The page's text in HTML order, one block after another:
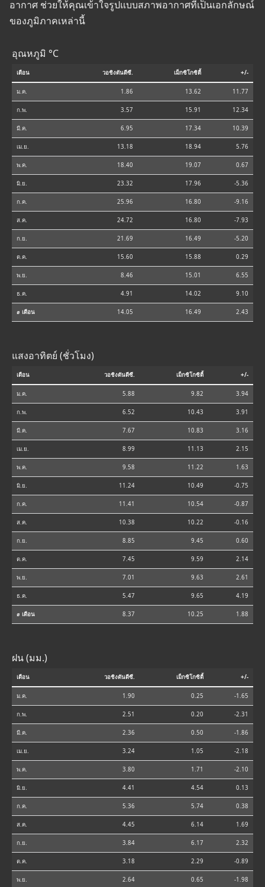
อากาศ ช่วยให้คุณเข้าใจรูปแบบสภาพอากาศที่เป็นเอกลักษณ์
ของภูมิภาคเหล่านี้
อุณหภูมิ °C
เดือน วอชิงตันดีซี. เม็กซิโกซิตี้ +/-
ม.ค. 1.86 13.62 11.77
ก.พ. 3.57 15.91 12.34
มี.ค. 6.95 17.34 10.39
เม.ย. 13.18 18.94 5.76
พ.ค. 18.40 19.07 0.67
มิ.ย. 23.32 17.96 -5.36
ก.ค. 25.96 16.80 -9.16
ส.ค. 24.72 16.80 -7.93
ก.ย. 21.69 16.49 -5.20
ต.ค. 15.60 15.88 0.29
พ.ย. 8.46 15.01 6.55
ธ.ค. 4.91 14.02 9.10
⌀ เดือน 14.05 16.49 2.43
แสงอาทิตย์ (ชั่วโมง)
เดือน วอชิงตันดีซี. เม็กซิโกซิตี้ +/-
ม.ค. 5.88 9.82 3.94
ก.พ. 6.52 10.43 3.91
มี.ค. 7.67 10.83 3.16
เม.ย. 8.99 11.13 2.15
พ.ค. 9.58 11.22 1.63
มิ.ย. 11.24 10.49 -0.75
ก.ค. 11.41 10.54 -0.87
ส.ค. 10.38 10.22 -0.16
ก.ย. 8.85 9.45 0.60
ต.ค. 7.45 9.59 2.14
พ.ย. 7.01 9.63 2.61
ธ.ค. 5.47 9.65 4.19
⌀ เดือน 8.37 10.25 1.88
ฝน (มม.)
เดือน วอชิงตันดีซี. เม็กซิโกซิตี้ +/-
ม.ค. 1.90 0.25 -1.65
ก.พ. 2.51 0.20 -2.31
มี.ค. 2.36 0.50 -1.86
เม.ย. 3.24 1.05 -2.18
พ.ค. 3.80 1.71 -2.10
มิ.ย. 4.41 4.54 0.13
ก.ค. 5.36 5.74 0.38
ส.ค. 4.45 6.14 1.69
ก.ย. 3.84 6.17 2.32
ต.ค. 3.18 2.29 -0.89
พ.ย. 2.64 0.65 -1.98